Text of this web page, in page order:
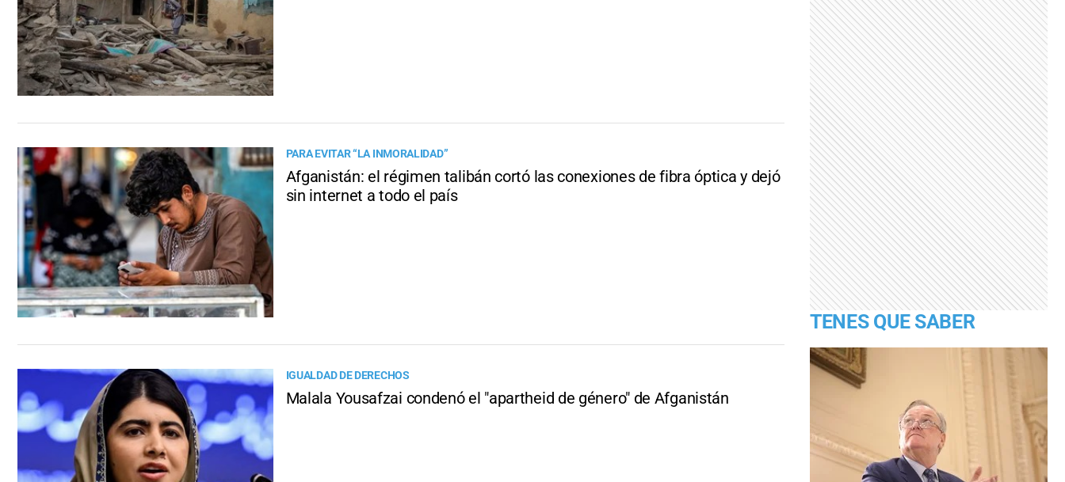
PARA EVITAR “LA INMORALIDAD”
Afganistán: el régimen talibán cortó las conexiones de fibra óptica y dejó
sin internet a todo el país
IGUALDAD DE DERECHOS
Malala Yousafzai condenó el "apartheid de género" de Afganistán
TENES QUE SABER